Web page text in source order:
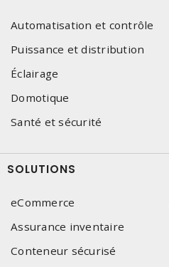
Automatisation et contrôle
Puissance et distribution
Éclairage
Domotique
Santé et sécurité
SOLUTIONS
eCommerce
Assurance inventaire
Conteneur sécurisé